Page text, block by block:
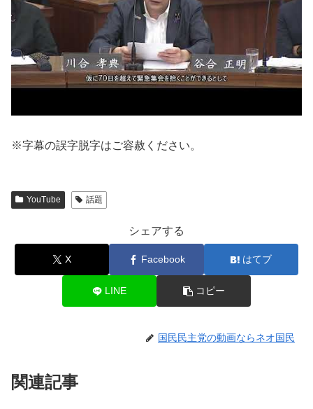
※字幕の誤字脱字はご容赦ください。
YouTube 話題
シェアする
X Facebook はてブ
LINE コピー
国民民主党の動画ならネオ国民
関連記事